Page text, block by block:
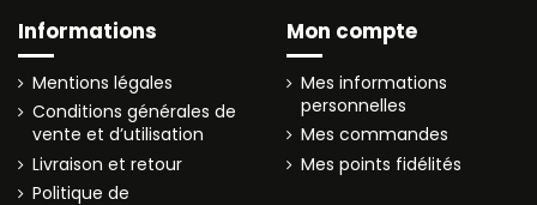
Informations
Mentions légales
Conditions générales de
vente et d’utilisation
Livraison et retour
Politique de
Mon compte
Mes informations
personnelles
Mes commandes
Mes points fidélités